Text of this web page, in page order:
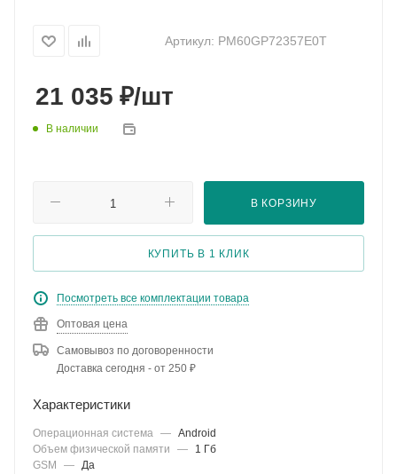
Артикул: PM60GP72357E0T
21 035 ₽/шт
В наличии
В КОРЗИНУ
КУПИТЬ В 1 КЛИК
Посмотреть все комплектации товара
Оптовая цена
Самовывоз по договоренности
Доставка сегодня - от 250 ₽
Характеристики
Операционная система — Android
Объем физической памяти
—
1 Гб
GSM
— Да